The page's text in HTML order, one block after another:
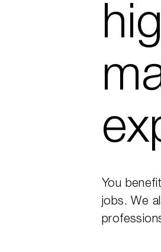
You
jobs. We